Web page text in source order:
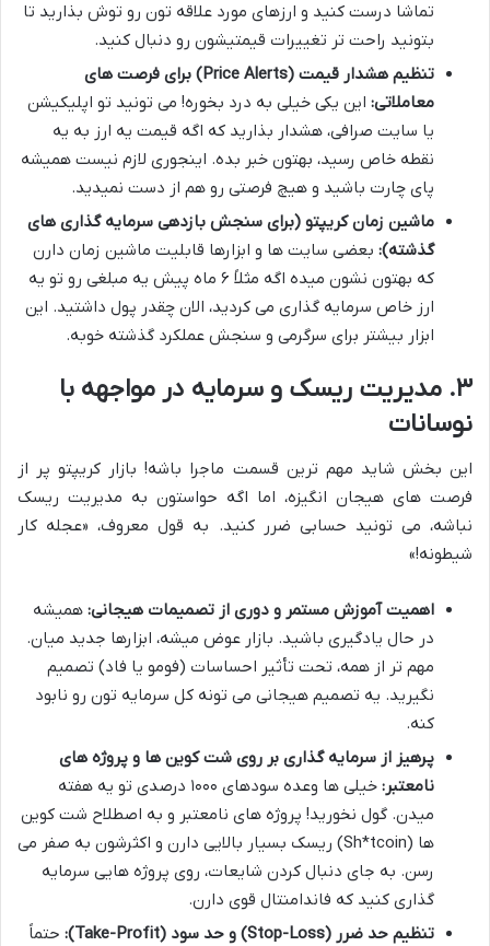
تماشا درست کنید و ارزهای مورد علاقه تون رو توش بذارید تا
بتونید راحت تر تغییرات قیمتیشون رو دنبال کنید.
تنظیم هشدار قیمت (Price Alerts) برای فرصت های
معاملاتی: این یکی خیلی به درد بخوره! می تونید تو اپلیکیشن
یا سایت صرافی، هشدار بذارید که اگه قیمت یه ارز به یه
نقطه خاص رسید، بهتون خبر بده. اینجوری لازم نیست همیشه
پای چارت باشید و هیچ فرصتی رو هم از دست نمیدید.
ماشین زمان کریپتو (برای سنجش بازدهی سرمایه گذاری های
گذشته): بعضی سایت ها و ابزارها قابلیت ماشین زمان دارن
که بهتون نشون میده اگه مثلاً ۶ ماه پیش یه مبلغی رو تو یه
ارز خاص سرمایه گذاری می کردید، الان چقدر پول داشتید. این
ابزار بیشتر برای سرگرمی و سنجش عملکرد گذشته خوبه.
۳. مدیریت ریسک و سرمایه در مواجهه با
نوسانات
این بخش شاید مهم ترین قسمت ماجرا باشه! بازار کریپتو پر از
فرصت های هیجان انگیزه، اما اگه حواستون به مدیریت ریسک
نباشه، می تونید حسابی ضرر کنید. به قول معروف، «عجله کار
شیطونه!»
اهمیت آموزش مستمر و دوری از تصمیمات هیجانی: همیشه
در حال یادگیری باشید. بازار عوض میشه، ابزارها جدید میان.
مهم تر از همه، تحت تأثیر احساسات (فومو یا فاد) تصمیم
نگیرید. یه تصمیم هیجانی می تونه کل سرمایه تون رو نابود
کنه.
پرهیز از سرمایه گذاری بر روی شت کوین ها و پروژه های
نامعتبر:
خیلی ها وعده سودهای ۱۰۰۰ درصدی تو یه هفته
میدن. گول نخورید! پروژه های نامعتبر و به اصطلاح شت کوین
ها (Sh*tcoin) ریسک بسیار بالایی دارن و اکثرشون به صفر می
رسن. به جای دنبال کردن شایعات، روی پروژه هایی سرمایه
گذاری کنید که فاندامنتال قوی دارن.
تنظیم حد ضرر (Stop-Loss) و حد سود (Take-Profit):
حتماً